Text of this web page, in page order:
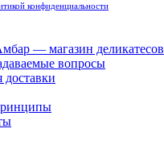
конфиденциальности
— магазин деликатесов
вопросы
доставки